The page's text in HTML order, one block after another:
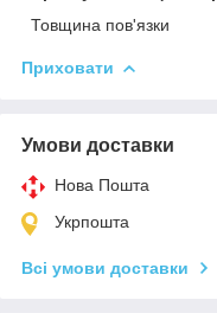
Товщина пов'язки
Приховати
Умови доставки
Нова Пошта
Укрпошта
Всі умови доставки